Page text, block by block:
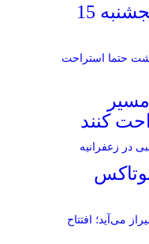
قیمت طلا و سکه پنجشنبه 15
کنند